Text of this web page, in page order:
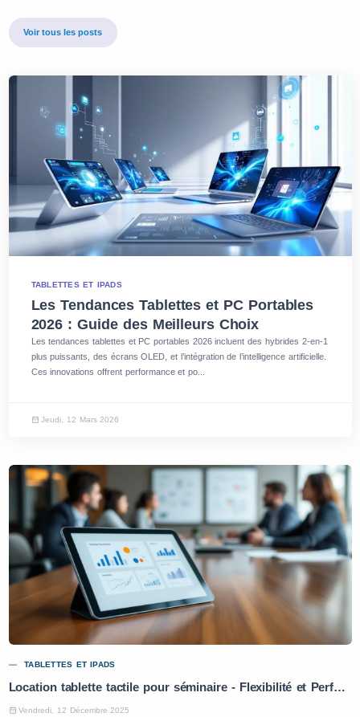
Voir tous les posts
TABLETTES ET IPADS
Les Tendances Tablettes et PC Portables
2026 : Guide des Meilleurs Choix
Les tendances tablettes et PC portables 2026 incluent des hybrides 2-en-1
plus puissants, des écrans OLED, et l’intégration de l’intelligence artificielle.
Ces innovations offrent performance et po...
Jeudi, 12 Mars 2026
TABLETTES ET IPADS
Location tablette tactile pour séminaire - Flexibilité et Performance
Vendredi, 12 Décembre 2025